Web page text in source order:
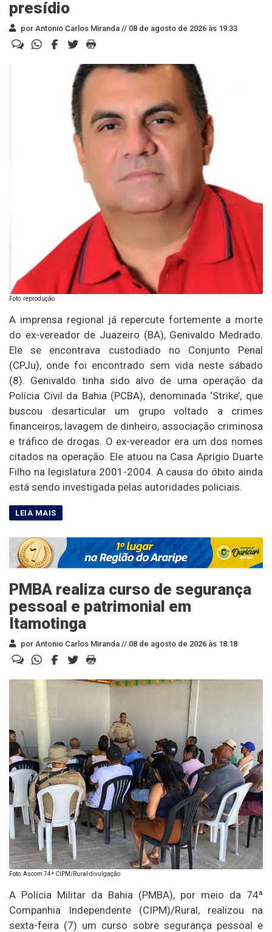
presídio
por Antonio Carlos Miranda // 08 de agosto de 2026 às 19:33
Foto: reprodução
A imprensa regional já repercute fortemente a morte
do ex-vereador de Juazeiro (BA), Genivaldo Medrado.
Ele se encontrava custodiado no Conjunto Penal
(CPJu), onde foi encontrado sem vida neste sábado
(8). Genivaldo tinha sido alvo de uma operação da
Polícia Civil da Bahia (PCBA), denominada ‘Strike’, que
buscou desarticular um grupo voltado a crimes
financeiros, lavagem de dinheiro, associação criminosa
e tráfico de drogas. O ex-vereador era um dos nomes
citados na operação. Ele atuou na Casa Aprígio Duarte
Filho na legislatura 2001-2004. A causa do óbito ainda
está sendo investigada pelas autoridades policiais.
PMBA realiza curso de segurança
pessoal e patrimonial em
Itamotinga
por Antonio Carlos Miranda // 08 de agosto de 2026 às 18:18
Foto: Ascom 74ª CIPM/Rural divulgação
A Polícia Militar da Bahia (PMBA), por meio da 74ª
Companhia Independente (CIPM)/Rural, realizou na
sexta-feira (7) um curso sobre segurança pessoal e